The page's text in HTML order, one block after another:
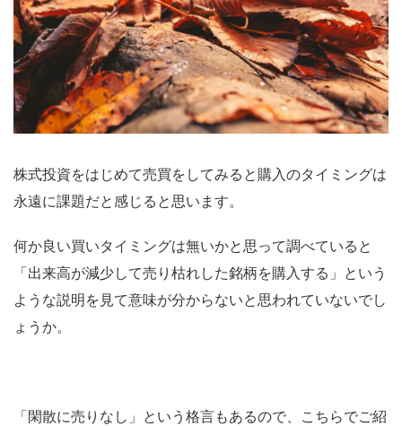
株式投資をはじめて売買をしてみると購入のタイミングは
永遠に課題だと感じると思います。
何か良い買いタイミングは無いかと思って調べていると
「出来高が減少して売り枯れした銘柄を購入する」という
ような説明を見て意味が分からないと思われていないでし
ょうか。
「閑散に売りなし」という格言もあるので、こちらでご紹